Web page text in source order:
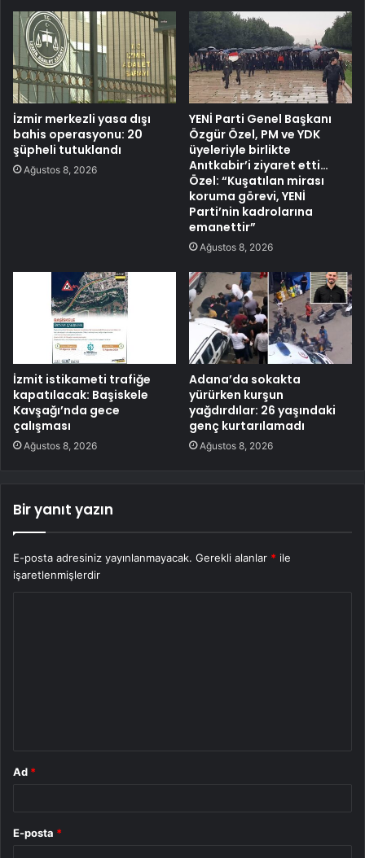
İzmir merkezli yasa dışı
bahis operasyonu: 20
şüpheli tutuklandı
Ağustos 8, 2026
YENİ Parti Genel Başkanı
Özgür Özel, PM ve YDK
üyeleriyle birlikte
Anıtkabir’i ziyaret etti…
Özel: “Kuşatılan mirası
koruma görevi, YENİ
Parti’nin kadrolarına
emanettir”
Ağustos 8, 2026
İzmit istikameti trafiğe
kapatılacak: Başiskele
Kavşağı’nda gece
çalışması
Ağustos 8, 2026
Adana’da sokakta
yürürken kurşun
yağdırdılar: 26 yaşındaki
genç kurtarılamadı
Ağustos 8, 2026
Bir yanıt yazın
E-posta adresiniz yayınlanmayacak. Gerekli alanlar * ile
işaretlenmişlerdir
Ad *
E-posta *